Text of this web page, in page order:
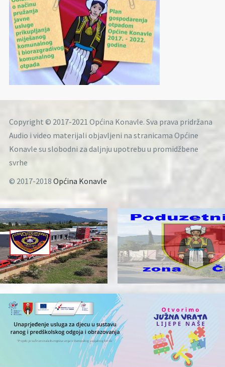
Copyright © 2017-2021 Općina Konavle. Sva prava pridržana
Audio i video materijali objavljeni na stranicama Općine
Konavle su slobodni za daljnju upotrebu u promidžbene
svrhe
© 2017-2018 Općina Konavle